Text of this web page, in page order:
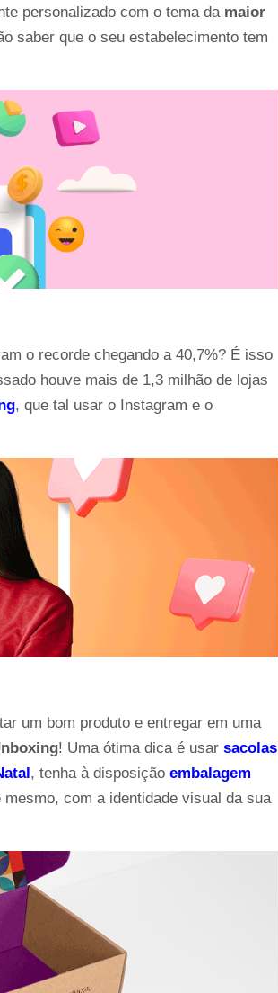
personalizado com o tema da maior
saber que o seu estabelecimento tem
o recorde chegando a 40,7%? É isso
houve mais de 1,3 milhão de lojas
, que tal usar o Instagram e o
um bom produto e entregar em uma
! Uma ótima dica é usar sacolas
, tenha à disposição embalagem
com a identidade visual da sua